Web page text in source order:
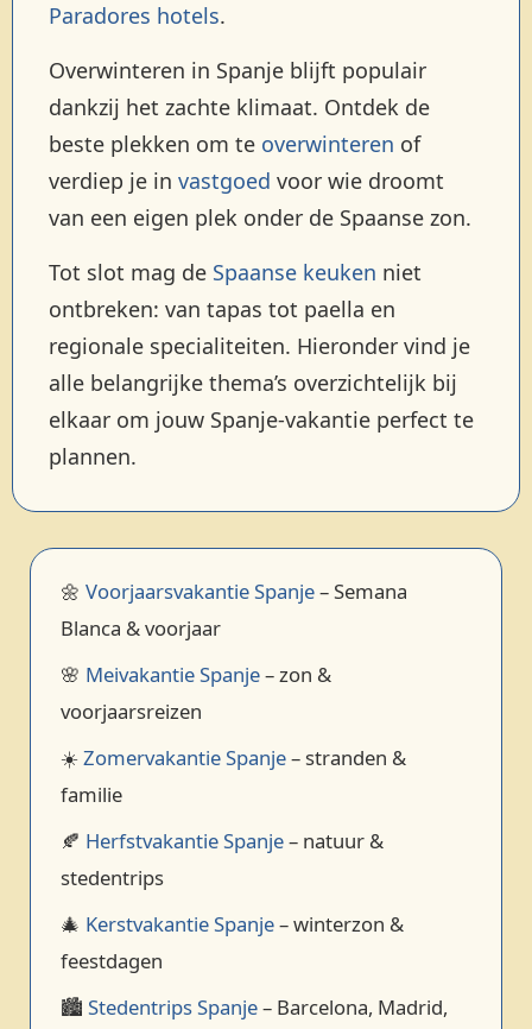
Paradores hotels.
Overwinteren in Spanje blijft populair
dankzij het zachte klimaat. Ontdek de
beste plekken om te overwinteren of
verdiep je in vastgoed voor wie droomt
van een eigen plek onder de Spaanse zon.
Tot slot mag de Spaanse keuken niet
ontbreken: van tapas tot paella en
regionale specialiteiten. Hieronder vind je
alle belangrijke thema’s overzichtelijk bij
elkaar om jouw Spanje-vakantie perfect te
plannen.
🌼 Voorjaarsvakantie Spanje– Semana
Blanca & voorjaar
🌸 Meivakantie Spanje– zon &
voorjaarsreizen
☀️Zomervakantie Spanje– stranden &
familie
🍂 Herfstvakantie Spanje– natuur &
stedentrips
🎄 Kerstvakantie Spanje– winterzon &
feestdagen
🏙️ Stedentrips Spanje– Barcelona, Madrid,